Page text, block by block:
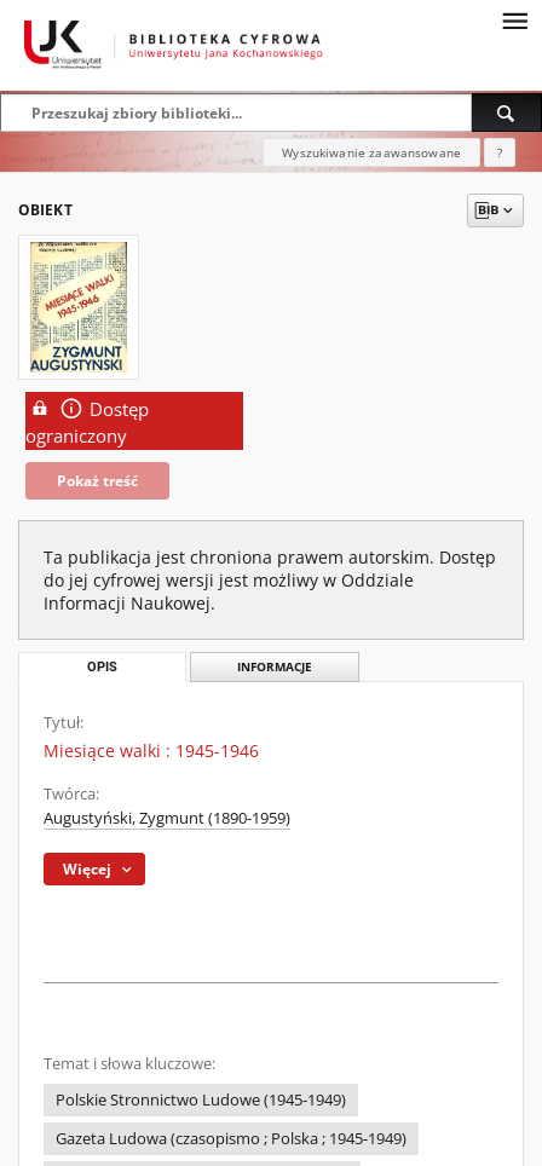
Wyszukiwanie zaawansowane ?
OBIEKT
Dostęp
ograniczony
Pokaż treść
Ta publikacja jest chroniona prawem autorskim. Dostęp
do jej cyfrowej wersji jest możliwy w Oddziale
Informacji Naukowej.
OPIS INFORMACJE
Tytuł:
Miesiące walki : 1945-1946
Twórca:
Augustyński, Zygmunt (1890-1959)
Więcej
Temat i słowa kluczowe:
Polskie Stronnictwo Ludowe (1945-1949)
Gazeta Ludowa (czasopismo ; Polska ; 1945-1949)